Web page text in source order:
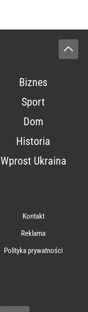
Biznes
Sport
Dom
Historia
Wprost Ukraina
Kontakt
Reklama
Polityka prywatności